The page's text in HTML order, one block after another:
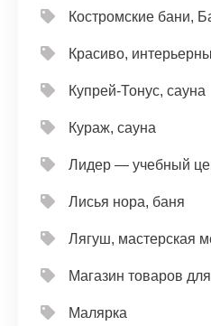
Костромские бани,
Красиво,
Купрей-Тонус, сауна
Кураж, сауна
Лидер — учебный
Лисья нора, баня
Лягуш, мастерская
Магазин товаров
Малярка